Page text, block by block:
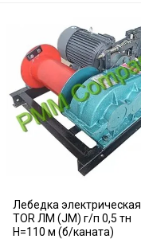
Лебедка электрическая
TOR ЛМ (JM) г/п 0,5 тн
Н=110 м (б/каната)